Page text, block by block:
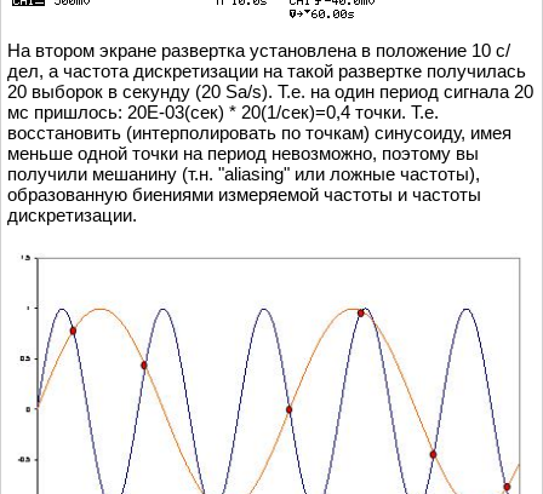
На втором экране развертка установлена в положение 10 с/
дел, а частота дискретизации на такой развертке получилась
20 выборок в секунду (20 Sa/s). Т.е. на один период сигнала 20
мс пришлось: 20Е-03(сек) * 20(1/сек)=0,4 точки. Т.е.
восстановить (интерполировать по точкам) синусоиду, имея
меньше одной точки на период невозможно, поэтому вы
получили мешанину (т.н. "aliasing" или ложные частоты),
образованную биениями измеряемой частоты и частоты
дискретизации.